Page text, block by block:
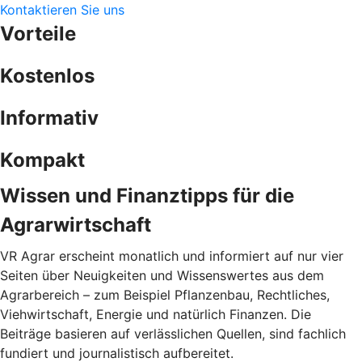
Kontaktieren Sie uns
Vorteile
Kostenlos
Informativ
Kompakt
Wissen und Finanztipps für die
Agrarwirtschaft
VR Agrar erscheint monatlich und informiert auf nur vier
Seiten über Neuigkeiten und Wissenswertes aus dem
Agrarbereich – zum Beispiel Pflanzenbau, Rechtliches,
Viehwirtschaft, Energie und natürlich Finanzen. Die
Beiträge basieren auf verlässlichen Quellen, sind fachlich
fundiert und journalistisch aufbereitet.